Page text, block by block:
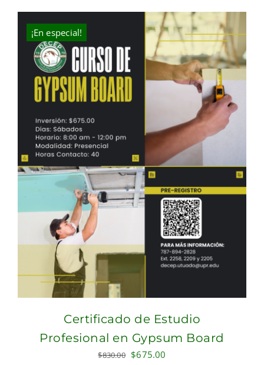
was:
$300.00.
is:
$225.00.
¡En especial!
Certificado de Estudio
Profesional en Gypsum Board
$830.00 Original
$675.00